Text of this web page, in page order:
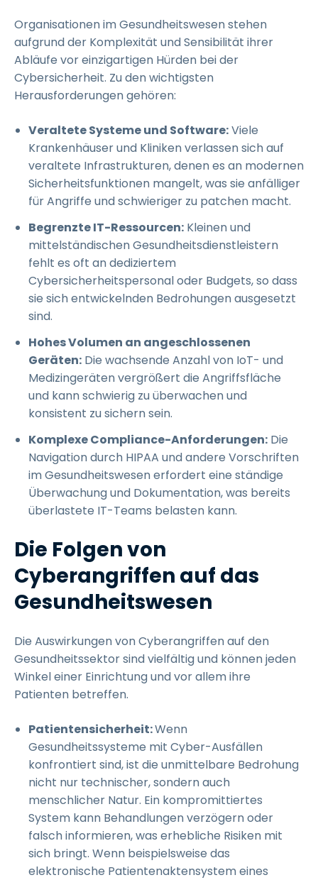
Organisationen im Gesundheitswesen stehen
aufgrund der Komplexität und Sensibilität ihrer
Abläufe vor einzigartigen Hürden bei der
Cybersicherheit. Zu den wichtigsten
Herausforderungen gehören:
Veraltete Systeme und Software:Viele
Krankenhäuser und Kliniken verlassen sich auf
veraltete Infrastrukturen, denen es an modernen
Sicherheitsfunktionen mangelt, was sie anfälliger
für Angriffe und schwieriger zu patchen macht.
Begrenzte IT-Ressourcen: Kleinen und
mittelständischen Gesundheitsdienstleistern
fehlt es oft an dediziertem
Cybersicherheitspersonal oder Budgets, so dass
sie sich entwickelnden Bedrohungen ausgesetzt
sind.
Hohes Volumen an angeschlossenen
Geräten: Die wachsende Anzahl von IoT- und
Medizingeräten vergrößert die Angriffsfläche
und kann schwierig zu überwachen und
konsistent zu sichern sein.
Komplexe Compliance-Anforderungen: Die
Navigation durch HIPAA und andere Vorschriften
im Gesundheitswesen erfordert eine ständige
Überwachung und Dokumentation, was bereits
überlastete IT-Teams belasten kann.
Die Folgen von
Cyberangriffen auf das
Gesundheitswesen
Die Auswirkungen von Cyberangriffen auf den
Gesundheitssektor sind vielfältig und können jeden
Winkel einer Einrichtung und vor allem ihre
Patienten betreffen.
Patientensicherheit:Wenn
Gesundheitssysteme mit Cyber-Ausfällen
konfrontiert sind, ist die unmittelbare Bedrohung
nicht nur technischer, sondern auch
menschlicher Natur. Ein kompromittiertes
System kann Behandlungen verzögern oder
falsch informieren, was erhebliche Risiken mit
sich bringt. Wenn beispielsweise das
elektronische Patientenaktensystem eines